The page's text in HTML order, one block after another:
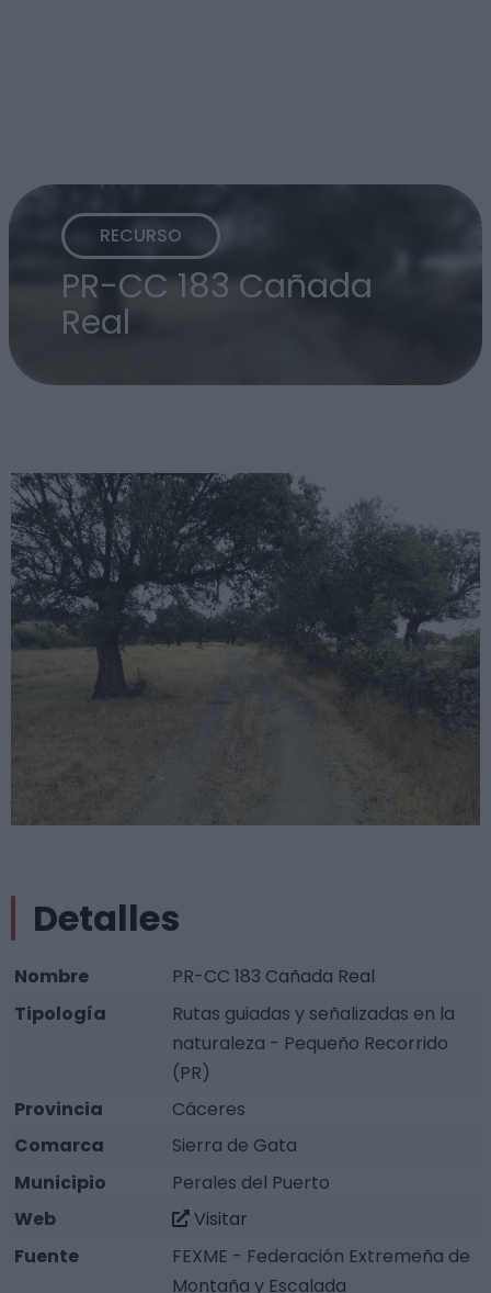
RECURSO
PR-CC 183 Cañada
Real
Detalles
Nombre
PR-CC 183 Cañada Real
Tipología
Rutas guiadas y señalizadas en la
naturaleza - Pequeño Recorrido
(PR)
Provincia
Cáceres
Comarca
Sierra de Gata
Municipio
Perales del Puerto
Web
Visitar
Fuente
FEXME - Federación Extremeña de
Montaña y Escalada